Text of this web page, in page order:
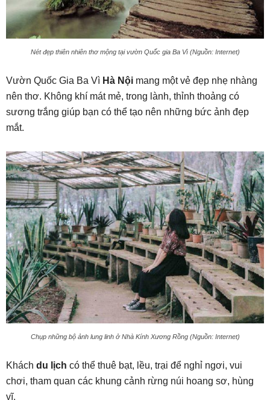
Nét đẹp thiên nhiên thơ mộng tại vườn Quốc gia Ba Vì (Nguồn: Internet)
Vườn Quốc Gia Ba Vì Hà Nội mang một vẻ đẹp nhẹ nhàng
nên thơ. Không khí mát mẻ, trong lành, thỉnh thoảng có
sương trắng giúp bạn có thể tạo nên những bức ảnh đẹp
mắt.
Chụp những bộ ảnh lung linh ở Nhà Kính Xương Rồng (Nguồn: Internet)
Khách du lịch có thể thuê bạt, lều, trại để nghỉ ngơi, vui
chơi, tham quan các khung cảnh rừng núi hoang sơ, hùng
vĩ.